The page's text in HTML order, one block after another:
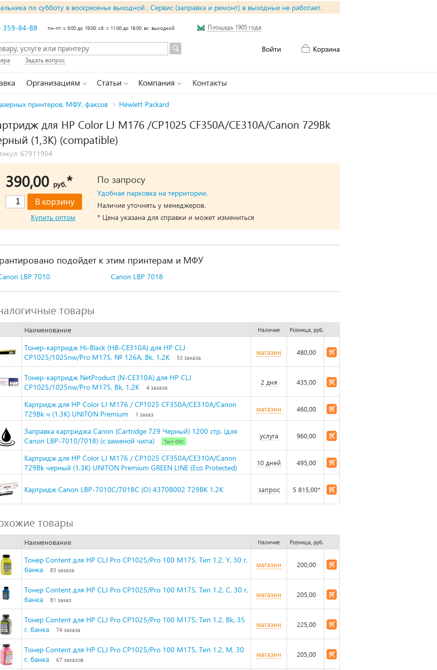
по субботу в воскресенье выходной , Сервис (заправка и ремонт) в выходные не работает.
359-84-88 пн-пт: с 9:00 до 19:00; сб: с 11:00 до 18:00; вс: выходной Площадь 1905 года
Войти Корзина
Задать вопрос
Организациям Статьи Компания Контакты
принтеров, МФУ, факсов > Hewlett Packard
для HP Color LJ M176 /CP1025 CF350A/CE310A/Canon 729Bk
(1,3K) (compatible)
67911904
390,00 руб.*
Купить оптом
По запросу
Удобная парковка на территории.
Наличие уточнять у менеджеров.
* Цена указана для справки и может измениться
подойдет к этим принтерам и МФУ
LBP 7010 Canon LBP 7018
товары
Наименование Наличие Розница, руб.
Тонер-картридж Hi-Black (HB-CE310A) для HP CLJ
CP1025/1025nw/Pro M175, № 126A, Bk, 1,2K
53 заказа
магазин 480,00
Тонер-картридж NetProduct (N-CE310A) для HP CLJ
CP1025/1025nw/Pro M175, Bk, 1,2K
4 заказа
2 дня 435,00
Картридж для HP Color LJ M176 / CP1025 CF350A/CE310A/Canon
729Bk ч (1,3K) UNITON Premium
1 заказ
магазин 460,00
Заправка картриджа Canon (Cartridge 729 Черный) 1200 стр. (для
Canon LBP-7010/7018) (с заменой чипа)
Тест ОК!
услуга 960,00
Картридж для HP Color LJ M176 / CP1025 CF350A/CE310A/Canon
729Bk черный (1,3K) UNITON Premium GREEN LINE (Eco Protected)
10 дней 495,00
Картридж Canon LBP-7010C/7018C (O) 4370B002 729BK 1,2K запрос 5 815,00*
товары
Наименование Наличие Розница, руб.
Тонер Content для HP CLJ Pro CP1025/Pro 100 M175, Тип 1.2, Y, 30 г,
банка
83 заказа
магазин 200,00
Тонер Content для HP CLJ Pro CP1025/Pro 100 M175, Тип 1.2, C, 30 г,
банка
81 заказ
магазин 205,00
Тонер Content для HP CLJ Pro CP1025/Pro 100 M175, Тип 1.2, Bk, 35
г, банка
74 заказа
магазин 225,00
Тонер Content для HP CLJ Pro CP1025/Pro 100 M175, Тип 1.2, M, 30
г, банка
67 заказов
магазин 205,00